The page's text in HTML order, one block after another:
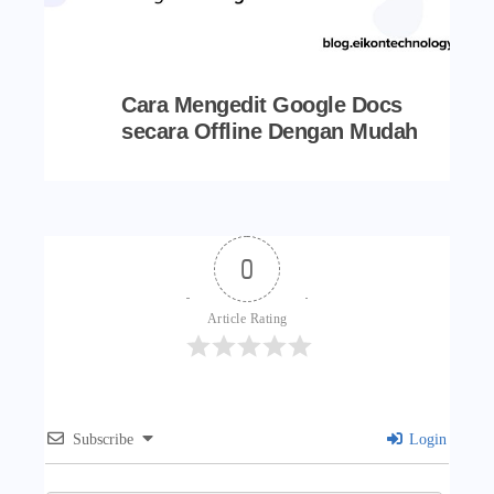
Cara Mengedit Google Docs
secara Offline Dengan Mudah
0
Article Rating
Subscribe Login